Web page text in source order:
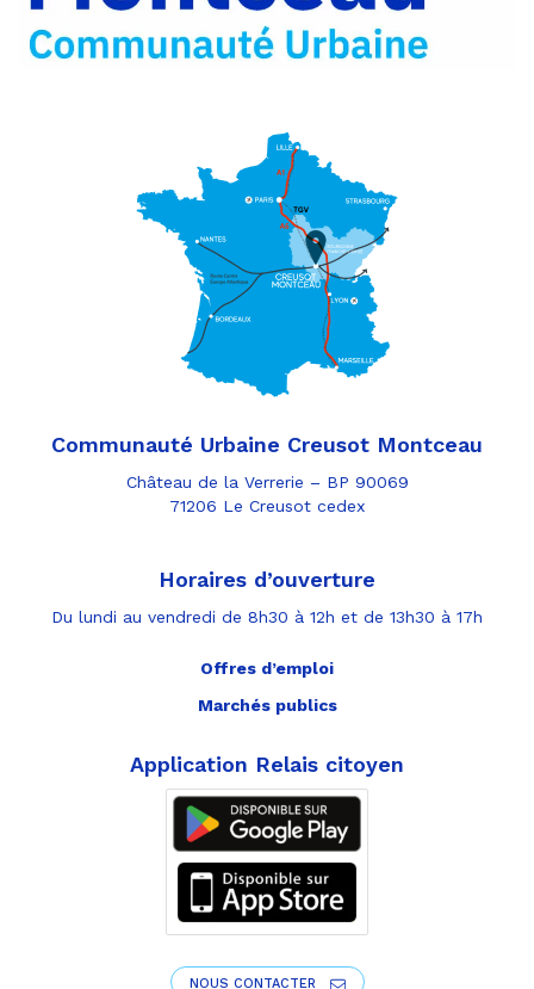
mail
Communauté Urbaine Creusot Montceau
Château de la Verrerie – BP 90069
71206 Le Creusot cedex
Horaires d’ouverture
Du lundi au vendredi de 8h30 à 12h et de 13h30 à 17h
Offres d’emploi
Marchés publics
Application Relais citoyen
NOUS CONTACTER